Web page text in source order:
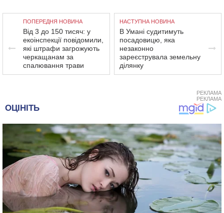
ПОПЕРЕДНЯ НОВИНА
Від 3 до 150 тисяч: у
екоінспекції повідомили,
які штрафи загрожують
черкащанам за
спалювання трави
НАСТУПНА НОВИНА
В Умані судитимуть
посадовицю, яка
незаконно
зареєструвала земельну
ділянку
РЕКЛАМА
РЕКЛАМА